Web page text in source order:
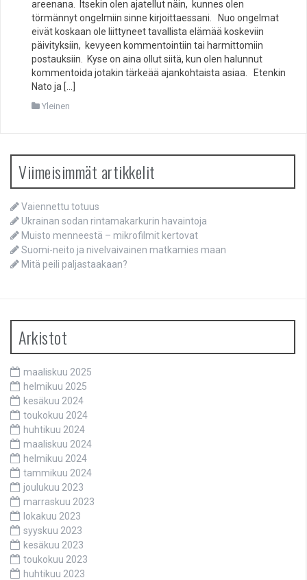
areenana. Itsekin olen ajatellut näin, kunnes olen
törmännyt ongelmiin sinne kirjoittaessani. Nuo ongelmat
eivät koskaan ole liittyneet tavallista elämää koskeviin
päivityksiin, kevyeen kommentointiin tai harmittomiin
postauksiin. Kyse on aina ollut siitä, kun olen halunnut
kommentoida jotakin tärkeää ajankohtaista asiaa. Etenkin
Nato ja […]
Yleinen
Viimeisimmät artikkelit
Vaiennettu totuus
Ukrainan sodan rintamakarkurin havaintoja
Muisto menneestä – mikrofilmit kertovat
Suomi-neito ja nivelvaivainen matkamies maan
Mitä peili paljastaakaan?
Arkistot
maaliskuu 2025
helmikuu 2025
kesäkuu 2024
toukokuu 2024
huhtikuu 2024
maaliskuu 2024
helmikuu 2024
tammikuu 2024
joulukuu 2023
marraskuu 2023
lokakuu 2023
syyskuu 2023
kesäkuu 2023
toukokuu 2023
huhtikuu 2023